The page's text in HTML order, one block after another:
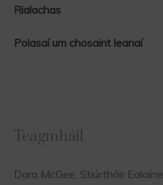
Rialachas
Polasaí um chosaint leanaí
Teagmháíl
Dara McGee, Stiúrthóir Ealaíne